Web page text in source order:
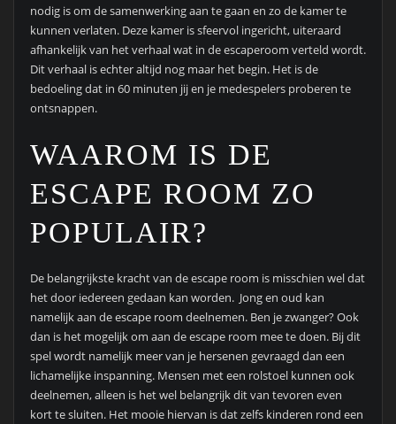
nodig is om de samenwerking aan te gaan en zo de kamer te
kunnen verlaten. Deze kamer is sfeervol ingericht, uiteraard
afhankelijk van het verhaal wat in de escaperoom verteld wordt.
Dit verhaal is echter altijd nog maar het begin. Het is de
bedoeling dat in 60 minuten jij en je medespelers proberen te
ontsnappen.
WAAROM IS DE
ESCAPE ROOM ZO
POPULAIR?
De belangrijkste kracht van de escape room is misschien wel dat
het door iedereen gedaan kan worden. Jong en oud kan
namelijk aan de escape room deelnemen. Ben je zwanger? Ook
dan is het mogelijk om aan de escape room mee te doen. Bij dit
spel wordt namelijk meer van je hersenen gevraagd dan een
lichamelijke inspanning. Mensen met een rolstoel kunnen ook
deelnemen, alleen is het wel belangrijk dit van tevoren even
kort te sluiten. Het mooie hiervan is dat zelfs kinderen rond een